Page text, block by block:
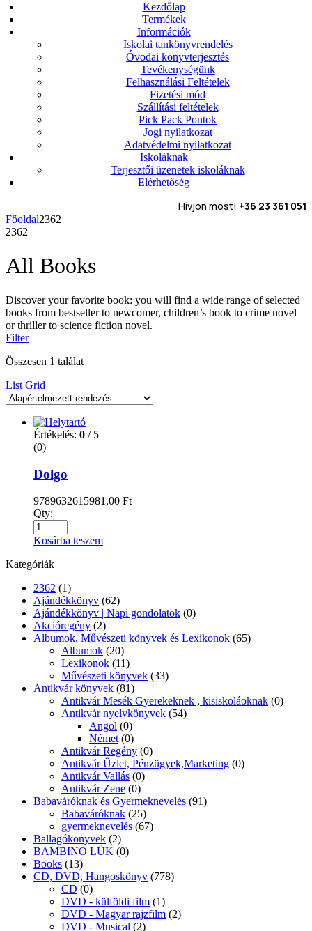
Kezdőlap
Termékek
Információk
Iskolai tankönyvrendelés
Óvodai könyvterjesztés
Tevékenységünk
Felhasználási Feltételek
Fizetési mód
Szállítási feltételek
Pick Pack Pontok
Jogi nyilatkozat
Adatvédelmi nyilatkozat
Iskoláknak
Terjesztői üzenetek iskoláknak
Elérhetőség
Hívjon most! +36 23 361 051
Főoldal2362
2362
All Books
Discover your favorite book: you will find a wide range of selected
books from bestseller to newcomer, children’s book to crime novel
or thriller to science fiction novel.
Filter
Összesen 1 találat
List Grid
Értékelés: 0 / 5
(0)
Dolgo
9789632615981,00 Ft
Qty:
Kosárba teszem
Kategóriák
2362 (1)
Ajándékkönyv (62)
Ajándékkönyv | Napi gondolatok (0)
Akcióregény (2)
Albumok, Művészeti könyvek és Lexikonok (65)
Albumok (20)
Lexikonok (11)
Művészeti könyvek (33)
Antikvár könyvek (81)
Antikvár Mesék Gyerekeknek , kisiskoláoknak (0)
Antikvár nyelvkönyvek (54)
Angol (0)
Német (0)
Antikvár Regény (0)
Antikvár Üzlet, Pénzügyek,Marketing (0)
Antikvár Vallás (0)
Antikvár Zene (0)
Babaváróknak és Gyermeknevelés (91)
Babaváróknak (25)
gyermeknevelés (67)
Ballagókönyvek (2)
BAMBINO LÜK (0)
Books (13)
CD, DVD, Hangoskönyv (778)
CD (0)
DVD - külföldi film (1)
DVD - Magyar rajzfilm (2)
DVD - Musical (2)